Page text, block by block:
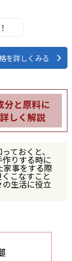
を詳しくみる
分と原料に
しく解説
ておくと、
りする時に
家事をする際
こなすこと
生活に役立